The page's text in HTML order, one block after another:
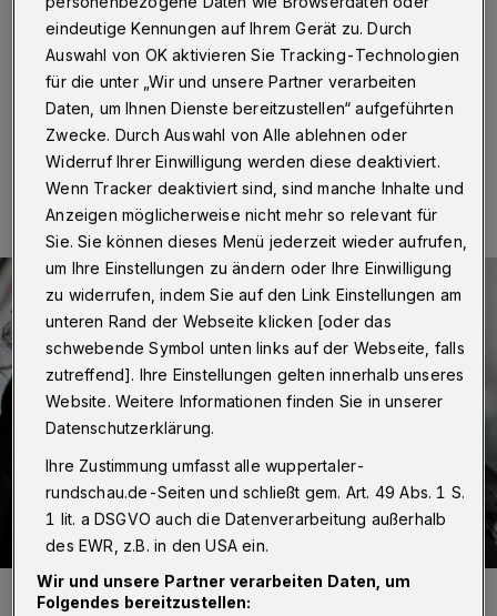
Wuppertal· Nach langer (Corona-)Pause gibt es jetzt
wieder ein Konzert für alle Fans der Wuppertaler „Latin
Session Band“ und ihrer Gäste.
14.09.2020 , 18:00 Uhr Eine Minute Lesezeit
Soul-Diva Soleil Niklasson ist am Samstag, 19. September 2020,
wieder einmal zu Gast in Wuppertal.
eindeutige Kennungen auf Ihrem Gerät zu. Durch
Auswahl von OK aktivieren Sie Tracking-Technologien
für die unter „Wir und unsere Partner verarbeiten
Daten, um Ihnen Dienste bereitzustellen“ aufgeführten
Zwecke. Durch Auswahl von Alle ablehnen oder
Widerruf Ihrer Einwilligung werden diese deaktiviert.
Wenn Tracker deaktiviert sind, sind manche Inhalte und
Anzeigen möglicherweise nicht mehr so relevant für
Sie. Sie können dieses Menü jederzeit wieder aufrufen,
um Ihre Einstellungen zu ändern oder Ihre Einwilligung
zu widerrufen, indem Sie auf den Link Einstellungen am
unteren Rand der Webseite klicken [oder das
schwebende Symbol unten links auf der Webseite, falls
zutreffend]. Ihre Einstellungen gelten innerhalb unseres
Website. Weitere Informationen finden Sie in unserer
Datenschutzerklärung.
Ihre Zustimmung umfasst alle wuppertaler-
rundschau.de-Seiten und schließt gem. Art. 49 Abs. 1 S.
1 lit. a DSGVO auch die Datenverarbeitung außerhalb
des EWR, z.B. in den USA ein.
Wir und unsere Partner verarbeiten Daten, um
Folgendes bereitzustellen: